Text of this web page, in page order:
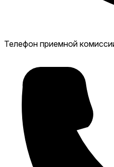
Телефон приемной